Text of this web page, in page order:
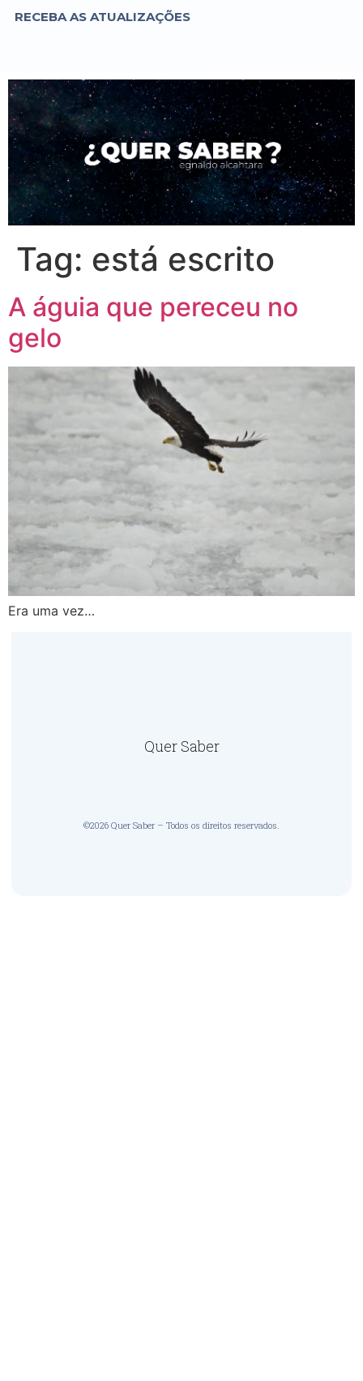
RECEBA AS ATUALIZAÇÕES
Tag: está escrito
A águia que pereceu no
gelo
Era uma vez…
Quer Saber
©2026 Quer Saber – Todos os direitos reservados.